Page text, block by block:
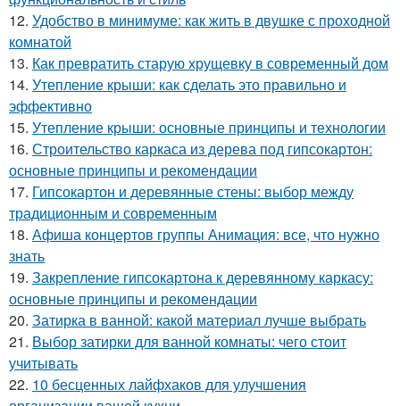
12. Удобство в минимуме: как жить в двушке с проходной
комнатой
13. Как превратить старую хрущевку в современный дом
14. Утепление крыши: как сделать это правильно и
эффективно
15. Утепление крыши: основные принципы и технологии
16. Строительство каркаса из дерева под гипсокартон:
основные принципы и рекомендации
17. Гипсокартон и деревянные стены: выбор между
традиционным и современным
18. Афиша концертов группы Анимация: все, что нужно
знать
19. Закрепление гипсокартона к деревянному каркасу:
основные принципы и рекомендации
20. Затирка в ванной: какой материал лучше выбрать
21. Выбор затирки для ванной комнаты: чего стоит
учитывать
22. 10 бесценных лайфхаков для улучшения